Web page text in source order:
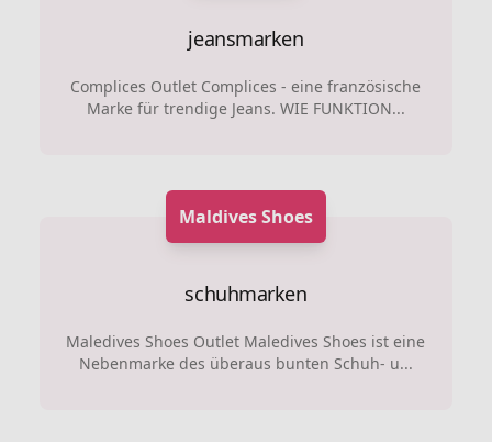
jeansmarken
Complices Outlet Complices - eine französische
Marke für trendige Jeans. WIE FUNKTION...
Maldives Shoes
schuhmarken
Maledives Shoes Outlet Maledives Shoes ist eine
Nebenmarke des überaus bunten Schuh- u...